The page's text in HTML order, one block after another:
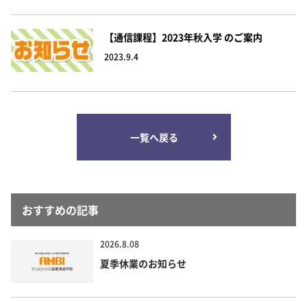
【通信課程】2023年秋入学 のご案内
2023.9.4
一覧へ戻る
おすすめの記事
2026.8.08
夏季休業のお知らせ